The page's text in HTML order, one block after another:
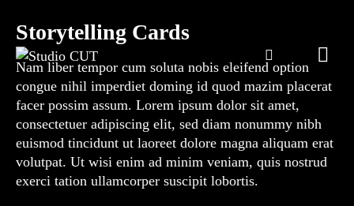
Storytelling Cards
Nam liber tempor cum soluta nobis eleifend option
congue nihil imperdiet doming id quod mazim placerat
facer possim assum. Lorem ipsum dolor sit amet,
consectetuer adipiscing elit, sed diam nonummy nibh
euismod tincidunt ut laoreet dolore magna aliquam erat
volutpat. Ut wisi enim ad minim veniam, quis nostrud
exerci tation ullamcorper suscipit lobortis.